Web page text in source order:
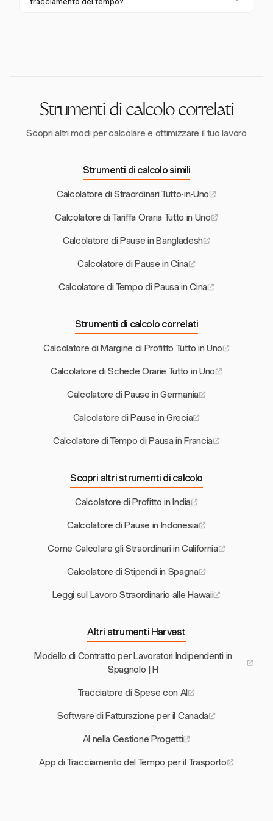
straordinari tenendo conto di queste sfumature.
Strumenti di calcolo correlati
Scopri altri modi per calcolare e ottimizzare il tuo lavoro
Strumenti di calcolo simili
Calcolatore di Straordinari Tutto-in-Uno
Calcolatore di Tariffa Oraria Tutto in Uno
Calcolatore di Pause in Bangladesh
Calcolatore di Pause in Cina
Calcolatore di Tempo di Pausa in Cina
Strumenti di calcolo correlati
Calcolatore di Margine di Profitto Tutto in Uno
Calcolatore di Schede Orarie Tutto in Uno
Calcolatore di Pause in Germania
Calcolatore di Pause in Grecia
Calcolatore di Tempo di Pausa in Francia
Scopri altri strumenti di calcolo
Calcolatore di Profitto in India
Calcolatore di Pause in Indonesia
Come Calcolare gli Straordinari in California
Calcolatore di Stipendi in Spagna
Leggi sul Lavoro Straordinario alle Hawaii
Altri strumenti Harvest
Modello di Contratto per Lavoratori Indipendenti in
Spagnolo | H
Tracciatore di Spese con AI
Software di Fatturazione per il Canada
AI nella Gestione Progetti
App di Tracciamento del Tempo per il Trasporto